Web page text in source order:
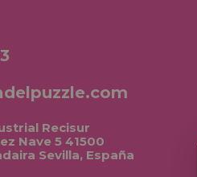
Recisur
Nave 5 41500
Sevilla, España